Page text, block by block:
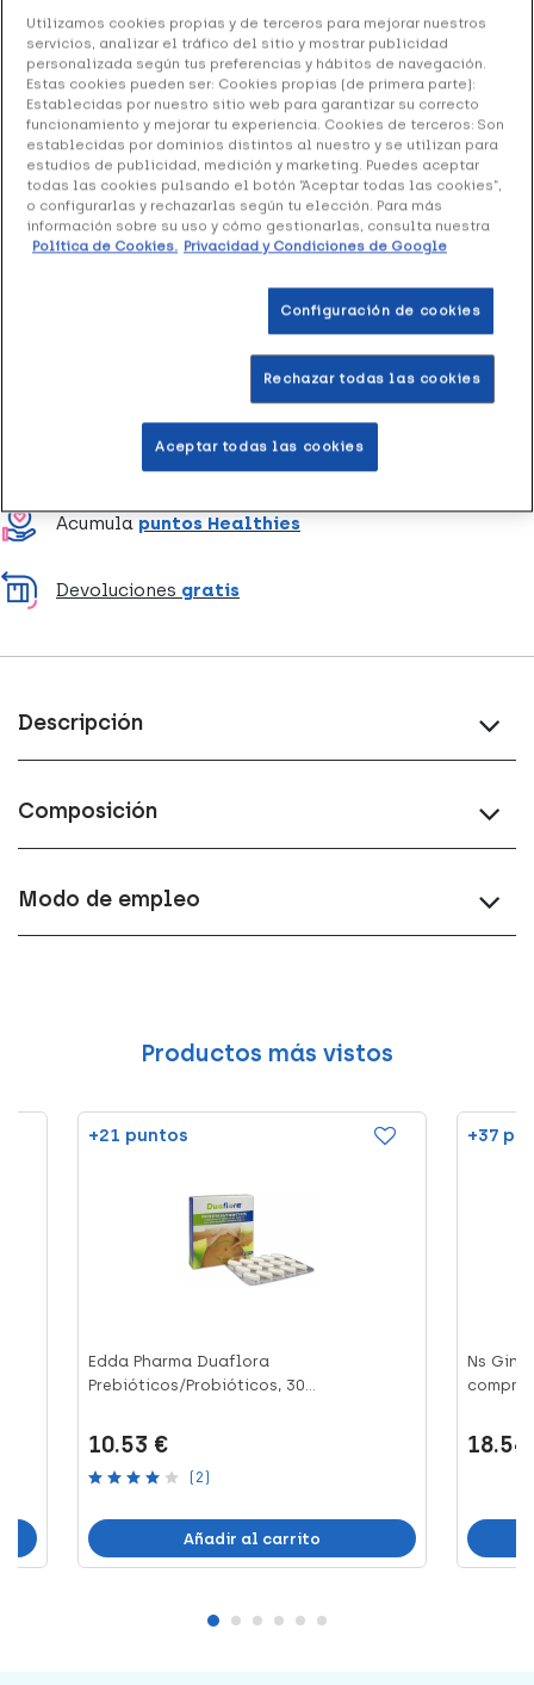
21.99 €
+ 44 puntosHealthies
Mantenimiento y recuperación de la flora vaginal.
Entrega rápida y gratuitaen farmacia
Envío a domicilio en 24-48h laborables
Acumula puntos Healthies
Devoluciones gratis
Descripción
Composición
Modo de empleo
Productos más vistos
+21 puntos
Edda Pharma Duaflora
Prebióticos/Probióticos, 30...
10.53 €
(2)
Añadir al carrito
+37
Ns
Utilizamos cookies propias y de terceros para mejorar nuestros
servicios, analizar el tráfico del sitio y mostrar publicidad
personalizada según tus preferencias y hábitos de navegación.
Estas cookies pueden ser: Cookies propias (de primera parte):
Establecidas por nuestro sitio web para garantizar su correcto
funcionamiento y mejorar tu experiencia. Cookies de terceros: Son
establecidas por dominios distintos al nuestro y se utilizan para
estudios de publicidad, medición y marketing. Puedes aceptar
todas las cookies pulsando el botón “Aceptar todas las cookies”,
o configurarlas y rechazarlas según tu elección. Para más
información sobre su uso y cómo gestionarlas, consulta nuestra
Política de Cookies. Privacidad y Condiciones de Google
Configuración de cookies
Rechazar todas las cookies
Aceptar todas las cookies